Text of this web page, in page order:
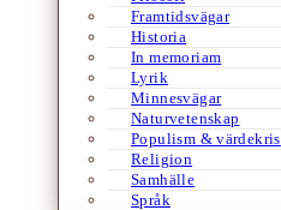
Framtidsvägar
Historia
In memoriam
Lyrik
Minnesvägar
Naturvetenskap
Populism & värdekris
Religion
Samhälle
Språk